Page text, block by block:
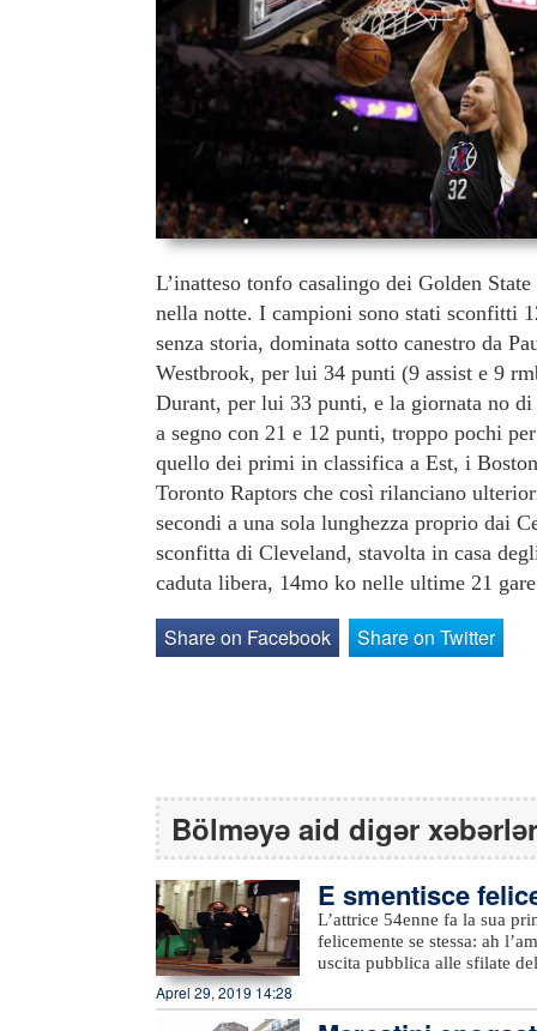
L’inatteso tonfo casalingo dei Golden
nella notte. I campioni sono stati sconfitti
senza storia, dominata sotto canestro da
Westbrook, per lui 34 punti (9 assist e 9
Durant, per lui 33 punti, e la giornata no
a segno con 21 e 12 punti, troppo pochi
quello dei primi in classifica a Est, i
Toronto Raptors che così rilanciano
secondi a una sola lunghezza proprio dai
sconfitta di Cleveland, stavolta in casa
caduta libera, 14mo ko nelle ultime 21
Share on Facebook Share on Twitter
Bölməyə aid digər xəbərlər
E smentisce
L’attrice 54enne fa la sua
felicemente se stessa: ah
uscita pubblica alle sfilate
lei aveva detto: “Mai con
Aprel 29, 2019 14:28